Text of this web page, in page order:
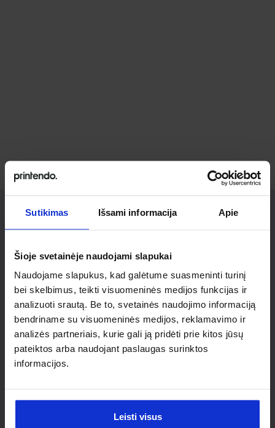
Sutikimas Išsami informacija Apie
Šioje svetainėje naudojami slapukai
Naudojame slapukus, kad galėtume suasmeninti turinį
bei skelbimus, teikti visuomeninės medijos funkcijas ir
analizuoti srautą. Be to, svetainės naudojimo informaciją
bendriname su visuomeninės medijos, reklamavimo ir
analizės partneriais, kurie gali ją pridėti prie kitos jūsų
pateiktos arba naudojant paslaugas surinktos
informacijos.
Leisti visus
Ieškai
individualaus
sprendimo?
Susisiek su mumis dėl
nestandartinio produkto aptarimo.